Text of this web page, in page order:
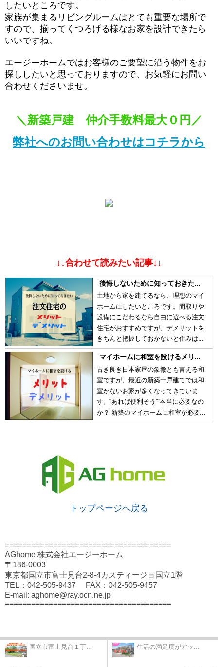
したいところです。
家族が集まるリビングルームはとても重要な場所で
すので、揃ってくつろげる様なお家を設計できたら
いいですね。
エージーホームではお客様のご要望に沿う物件をお
探ししたいと思っておりますので、お気軽にお問い
合わせくださいませ。
＼新築戸建 仲介手数料最大０円／
弊社へのお問い合わせはコチラから
↓↓合わせて読みたい記事↓↓
後悔しないために知っておきた...
土地から家を建てるなら、理想のマイ
ホームにしたいところです。間取りや
設備にこだわるなら自由に選べる注文
住宅がおすすめですが、デメリットを
きちんと把握しておかないと住みは...
マイホームに和室を設けるメリ...
古き良き日本家屋の象徴とも言える和
室ですが、最近の新築一戸建てでは和
室がないお家が多くなってきていま
す。“あれば便利そう”“本当に必要なの
か？”新築のマイホームに和室が必要...
トップページへ戻る
======================================
AGhome 株式会社エージーホーム
〒186-0003
東京都国立市富士見台2-8-4カスティージョ国立1階
TEL：042-505-9437 FAX：042-505-9457
E-mail: aghome@ray.ocn.ne.jp
======================================
国立市富士見台１丁... 生活の満足度がアッ...